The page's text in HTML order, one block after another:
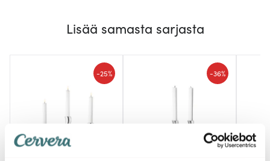
Lisää samasta sarjasta
-25% -36%